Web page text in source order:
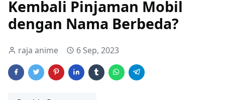
Kembali Pinjaman Mobil
dengan Nama Berbeda?
raja anime 6 Sep, 2023